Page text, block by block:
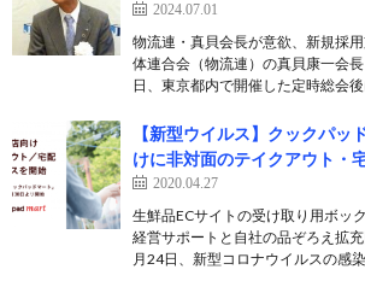
2024.07.01
物流連・真貝会長が意欲、新規採
体連合会（物流連）の真貝康一会
日、東京都内で開催した定時総会
【新型ウイルス】クックパッ
けに非対面のテイクアウト・
2020.04.27
生鮮品ECサイトの受け取り用ボッ
経営サポートと自社の品ぞろえ拡
月24日、新型コロナウイルスの感